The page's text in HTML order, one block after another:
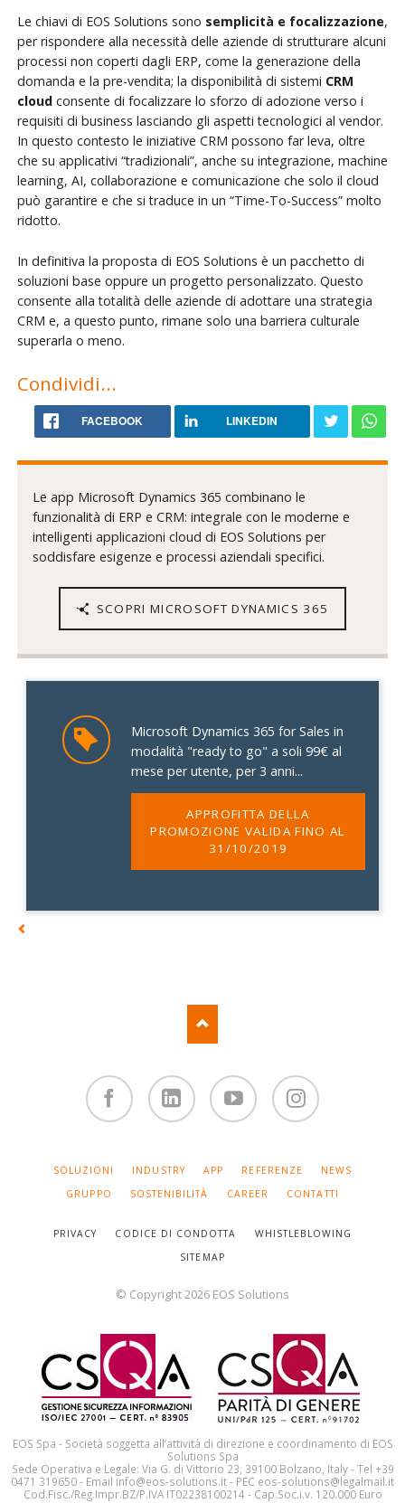
Le chiavi di EOS Solutions sono semplicità e focalizzazione,
per rispondere alla necessità delle aziende di strutturare alcuni
processi non coperti dagli ERP, come la generazione della
domanda e la pre-vendita; la disponibilità di sistemi CRM
cloudconsente di focalizzare lo sforzo di adozione verso i
requisiti di business lasciando gli aspetti tecnologici al vendor.
In questo contesto le iniziative CRM possono far leva, oltre
che su applicativi “tradizionali”, anche su integrazione, machine
learning, AI, collaborazione e comunicazione che solo il cloud
può garantire e che si traduce in un “Time-To-Success” molto
ridotto.
In definitiva la proposta di EOS Solutions è un pacchetto di
soluzioni base oppure un progetto personalizzato. Questo
consente alla totalità delle aziende di adottare una strategia
CRM e, a questo punto, rimane solo una barriera culturale
superarla o meno.
Condividi...
FACEBOOK LINKEDIN
Le app Microsoft Dynamics 365 combinano le
funzionalità di ERP e CRM: integrale con le moderne e
intelligenti applicazioni cloud di EOS Solutions per
soddisfare esigenze e processi aziendali specifici.
SCOPRI MICROSOFT DYNAMICS 365
Microsoft Dynamics 365 for Sales in
modalità "ready to go" a soli 99€ al
mese per utente, per 3 anni...
APPROFITTA DELLA
PROMOZIONE VALIDA FINO AL
31/10/2019
SALTA
NAVIGAZIONE
SOLUZIONI INDUSTRY APP REFERENZE
NEWS
GRUPPO
SOSTENIBILITÀ CAREER CONTATTI
PRIVACY CODICE DI CONDOTTA
WHISTLEBLOWING
SITEMAP
© Copyright 2026 EOS Solutions
EOS Spa - Società soggetta all’attività di direzione e coordinamento di EOS
Solutions Spa
Sede Operativa e Legale: Via G. di Vittorio 23, 39100 Bolzano, Italy - Tel +39
0471 319650 - Email info@eos-solutions.it - PEC eos-solutions@legalmail.it
Cod.Fisc./Reg.Impr.BZ/P.IVA IT02238100214 - Cap.Soc.i.v. 120.000 Euro